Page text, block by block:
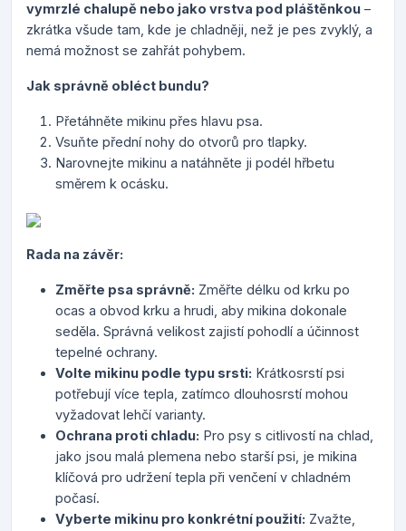
vymrzlé chalupě nebo jako vrstva pod pláštěnkou –
zkrátka všude tam, kde je chladněji, než je pes zvyklý, a
nemá možnost se zahřát pohybem.
Jak správně obléct bundu?
Přetáhněte mikinu přes hlavu psa.
Vsuňte přední nohy do otvorů pro tlapky.
Narovnejte mikinu a natáhněte ji podél hřbetu
směrem k ocásku.
Rada na závěr:
Změřte psa správně: Změřte délku od krku po
ocas a obvod krku a hrudi, aby mikina dokonale
seděla. Správná velikost zajistí pohodlí a účinnost
tepelné ochrany.
Volte mikinu podle typu srsti: Krátkosrstí psi
potřebují více tepla, zatímco dlouhosrstí mohou
vyžadovat lehčí varianty.
Ochrana proti chladu: Pro psy s citlivostí na chlad,
jako jsou malá plemena nebo starší psi, je mikina
klíčová pro udržení tepla při venčení v chladném
počasí.
Vyberte mikinu pro konkrétní použití: Zvažte,